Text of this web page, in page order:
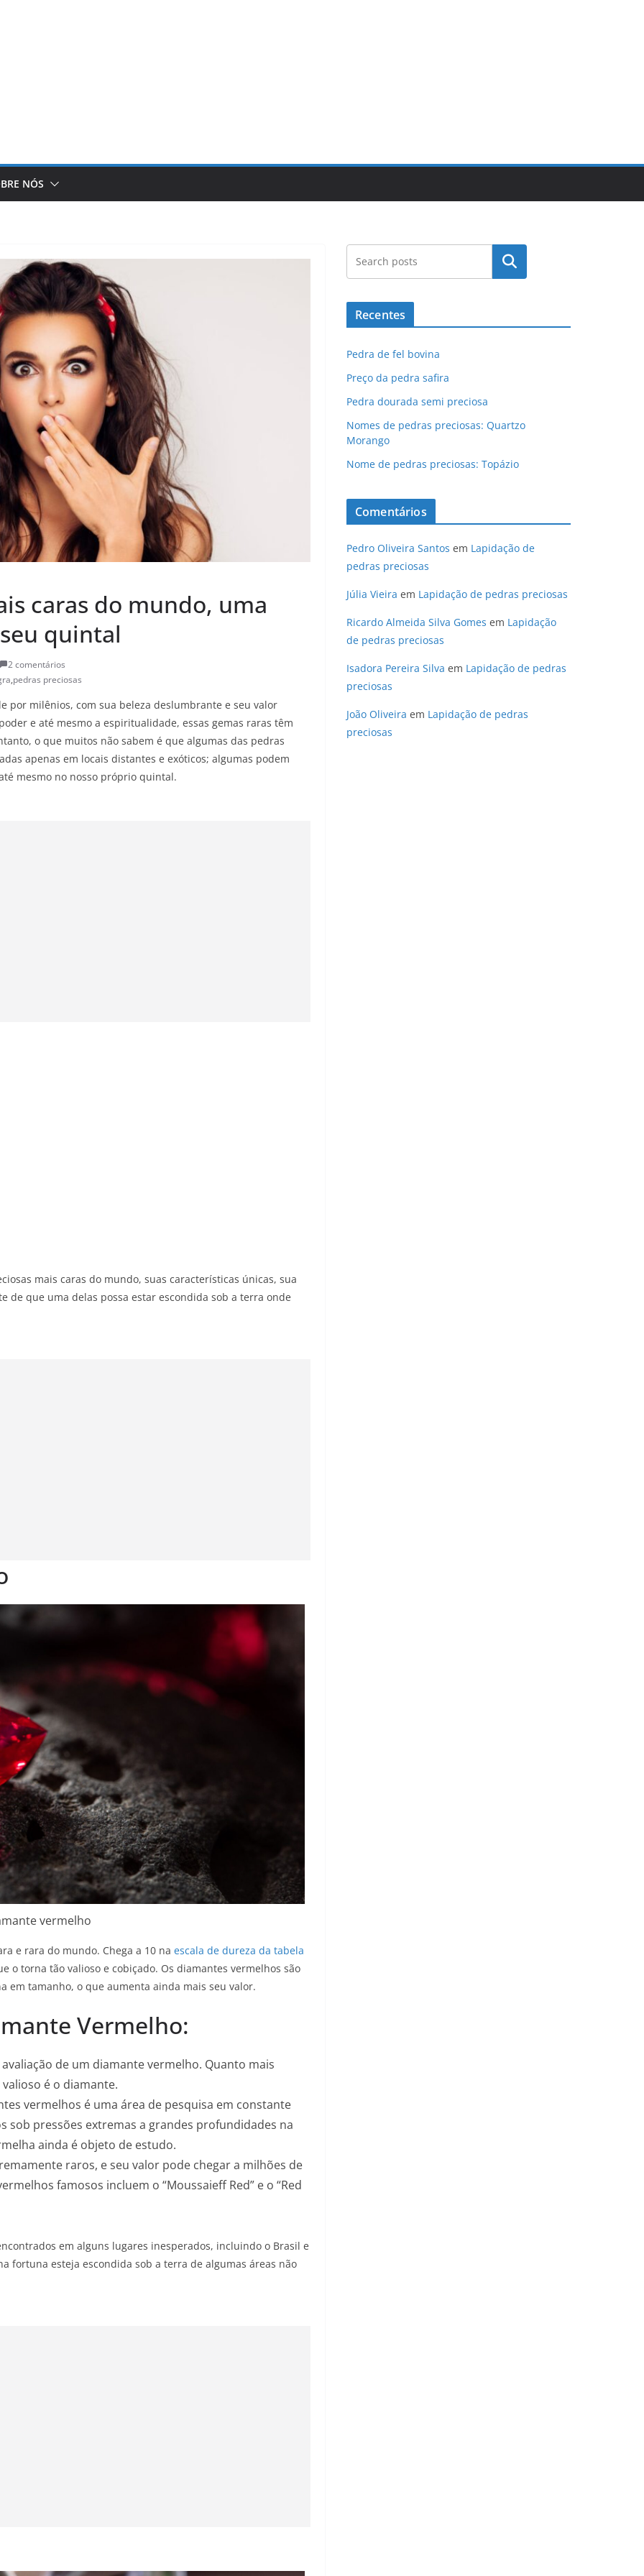
NÓS
caras do mundo, uma
quintal
2 comentários
,pedras preciosas
por milênios, com sua beleza deslumbrante e seu valor
e até mesmo a espiritualidade, essas gemas raras têm
o que muitos não sabem é que algumas das pedras
apenas em locais distantes e exóticos; algumas podem
mesmo no nosso próprio quintal.
mais caras do mundo, suas características únicas, sua
de que uma delas possa estar escondida sob a terra onde
vermelho
e rara do mundo. Chega a 10 na escala de dureza da tabela
o torna tão valioso e cobiçado. Os diamantes vermelhos são
em tamanho, o que aumenta ainda mais seu valor.
Vermelho:
de um diamante vermelho. Quanto mais
é o diamante.
vermelhos é uma área de pesquisa em constante
sob pressões extremas a grandes profundidades na
ainda é objeto de estudo.
raros, e seu valor pode chegar a milhões de
famosos incluem o “Moussaieff Red” e o “Red
em alguns lugares inesperados, incluindo o Brasil e
fortuna esteja escondida sob a terra de algumas áreas não
Pesquisar
Recentes
Pedra de fel bovina
Preço da pedra safira
Pedra dourada semi preciosa
Nomes de pedras preciosas: Quartzo
Morango
Nome de pedras preciosas: Topázio
Comentários
Pedro Oliveira Santos em Lapidação de
pedras preciosas
Júlia Vieira em Lapidação de pedras preciosas
Ricardo Almeida Silva Gomes em Lapidação
de pedras preciosas
Isadora Pereira Silva em Lapidação de pedras
preciosas
João Oliveira em Lapidação de pedras
preciosas